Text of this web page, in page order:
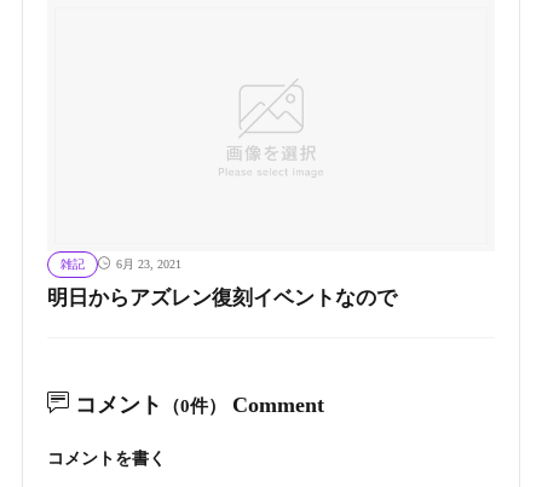
雑記 6月 23, 2021
明日からアズレン復刻イベントなので
コメント （0件） Comment
コメントを書く